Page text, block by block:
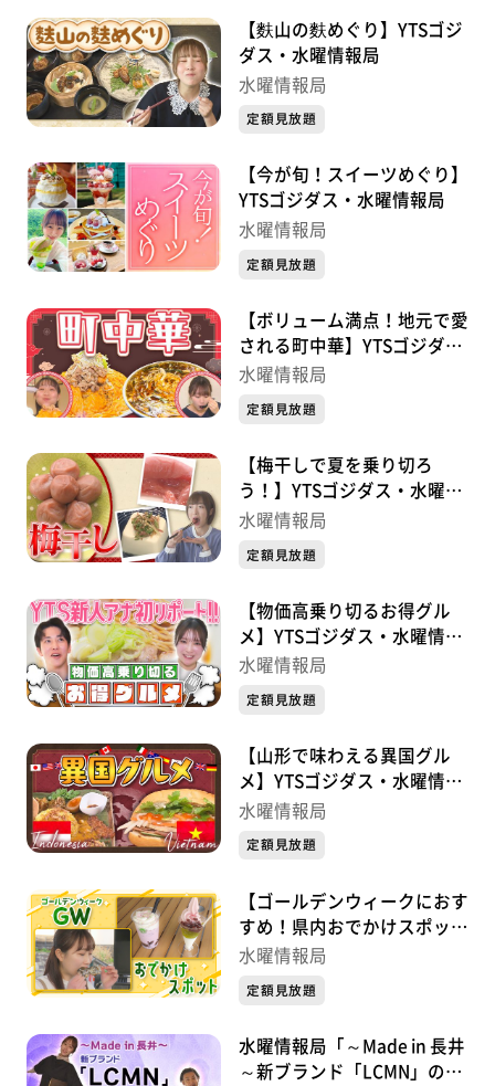
【麩山の麩めぐり】YTSゴジ
ダス・水曜情報局
水曜情報局
定額見放題
【今が旬！スイーツめぐり】
YTSゴジダス・水曜情報局
水曜情報局
定額見放題
【ボリューム満点！地元で愛
される町中華】YTSゴジダ
ス・水曜情報局
水曜情報局
定額見放題
【梅干しで夏を乗り切ろ
う！】YTSゴジダス・水曜情
報局
水曜情報局
定額見放題
【物価高乗り切るお得グル
メ】YTSゴジダス・水曜情報
局
水曜情報局
定額見放題
【山形で味わえる異国グル
メ】YTSゴジダス・水曜情報
局
水曜情報局
定額見放題
【ゴールデンウィークにおす
すめ！県内おでかけスポッ
ト】YTSゴジダス・水曜情報
水曜情報局
定額見放題
水曜情報局「～Made in 長井
～新ブランド「LCMN」の魅